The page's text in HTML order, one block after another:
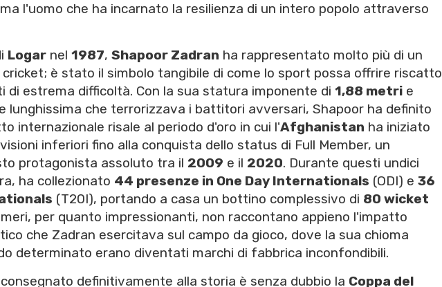
l'uomo che ha incarnato la resilienza di un intero popolo attraverso
Logar nel 1987, Shapoor Zadran ha rappresentato molto più di un
è stato il simbolo tangibile di come lo sport possa offrire riscatto
di estrema difficoltà. Con la sua statura imponente di 1,88 metri e
lunghissima che terrorizzava i battitori avversari, Shapoor ha definito
internazionale risale al periodo d'oro in cui l'Afghanistan ha iniziato
inferiori fino alla conquista dello status di Full Member, un
protagonista assoluto tra il 2009 e il 2020. Durante questi undici
ha collezionato 44 presenze in One Day Internationals (ODI) e 36
(T20I), portando a casa un bottino complessivo di 80 wicket
per quanto impressionanti, non raccontano appieno l'impatto
che Zadran esercitava sul campo da gioco, dove la sua chioma
determinato erano diventati marchi di fabbrica inconfondibili.
definitivamente alla storia è senza dubbio la Coppa del